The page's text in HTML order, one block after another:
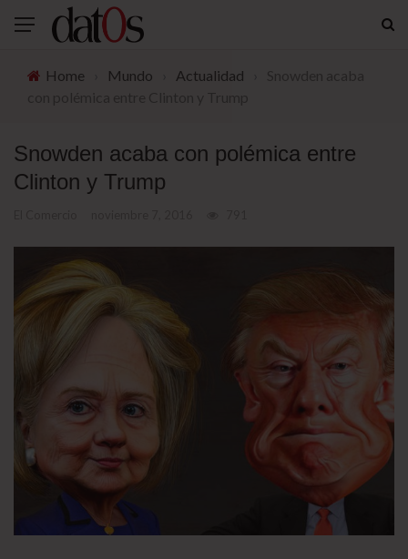
Home Mundo Actualidad
Snowden acaba con polémica entre
Clinton y Trump